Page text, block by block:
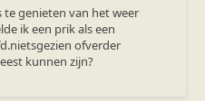
genieten van het weer
ik een prik als een
ofverder
kunnen zijn?